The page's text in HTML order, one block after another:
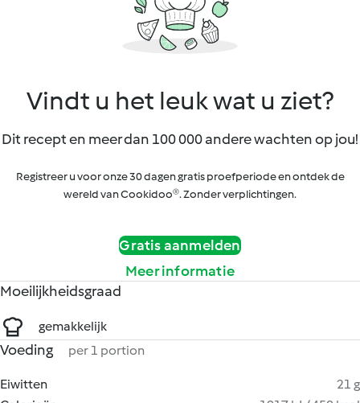
Vindt u het leuk wat u ziet?
Dit recept en meer dan 100 000 andere wachten op jou!
Registreer u voor onze 30 dagen gratis proefperiode en ontdek de
wereld van Cookidoo®. Zonder verplichtingen.
Gratis aanmelden
Meer informatie
Moeilijkheidsgraad
gemakkelijk
Voeding per 1 portion
Eiwitten
21 g